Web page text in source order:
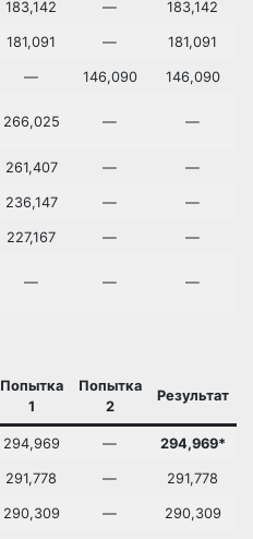
183,142 — 183,142
181,091 — 181,091
— 146,090 146,090
266,025 — —
261,407 — —
236,147 — —
227,167 — —
— — —
Попытка
1
Попытка
2
Результат
294,969 — 294,969*
291,778 — 291,778
290,309 — 290,309